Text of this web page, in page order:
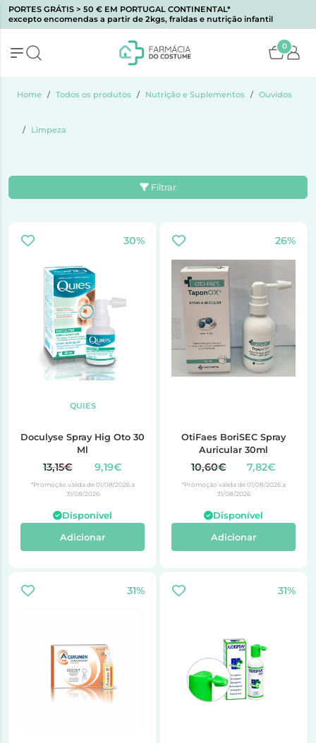
PORTES GRÁTIS > 50 € EM PORTUGAL CONTINENTAL*
excepto encomendas a partir de 2kgs, fraldas e nutrição infantil
0
Home Todos os produtos Nutrição e Suplementos Ouvidos
Limpeza
Filtrar
30%
QUIES
Doculyse Spray Hig Oto 30
Ml
13,15€ 9,19€
*Promoção válida de 01/08/2026 a
31/08/2026
Disponível
Adicionar
26%
OtiFaes BoriSEC Spray
Auricular 30ml
10,60€ 7,82€
*Promoção válida de 01/08/2026 a
31/08/2026
Disponível
Adicionar
31% 31%